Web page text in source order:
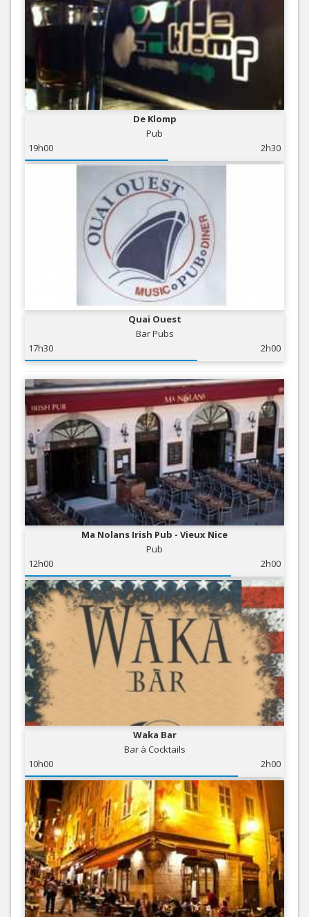
De Klomp
Pub
19h00
2h30
Quai Ouest
Bar Pubs
17h30
2h00
Ma Nolans Irish Pub - Vieux Nice
Pub
12h00
2h00
Waka Bar
Bar à Cocktails
10h00
2h00